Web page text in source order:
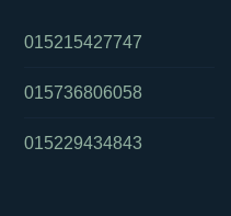
015215427747
015736806058
015229434843